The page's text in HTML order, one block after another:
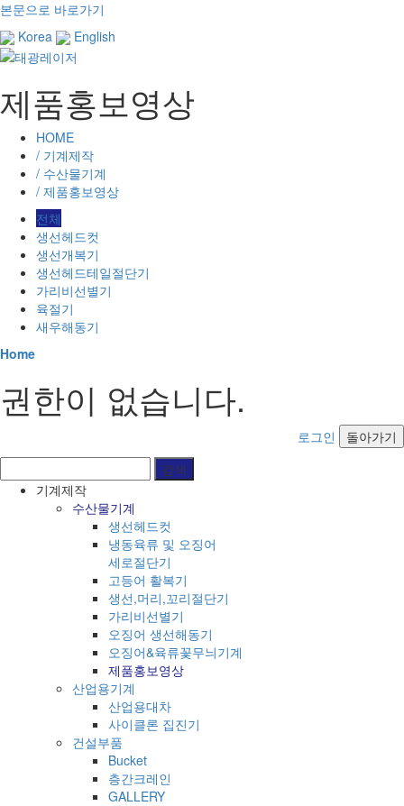
본문으로 바로가기
Korea
English
제품홍보영상
HOME
/ 기계제작
/ 수산물기계
/ 제품홍보영상
전체
생선헤드컷
생선개복기
생선헤드테일절단기
가리비선별기
육절기
새우해동기
Home
권한이 없습니다.
로그인 돌아가기
기계제작
수산물기계
생선헤드컷
냉동육류 및 오징어
세로절단기
고등어 활복기
생선,머리,꼬리절단기
가리비선별기
오징어 생선해동기
오징어&육류꽃무늬기계
제품홍보영상
산업용기계
산업용대차
사이클론 집진기
건설부품
Bucket
층간크레인
GALLERY